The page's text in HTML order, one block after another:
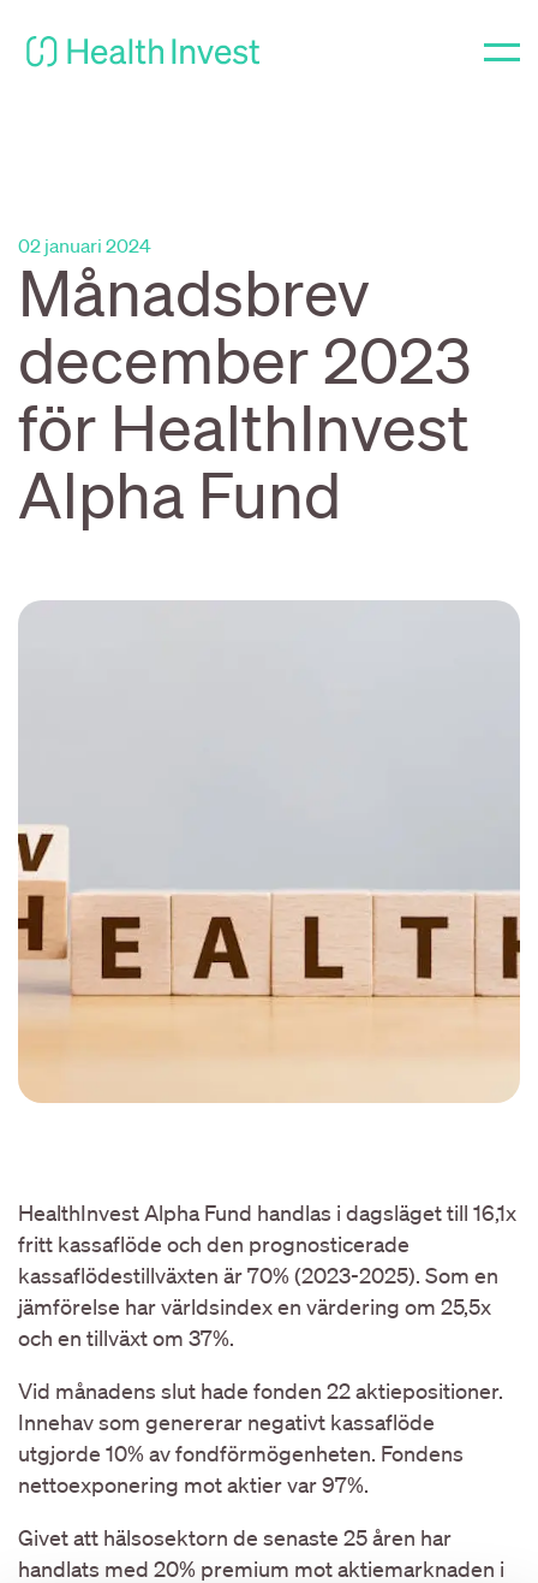
02 januari 2024
Månadsbrev
december 2023
för HealthInvest
Alpha Fund
HealthInvest Alpha Fund handlas i dagsläget till 16,1x
fritt kassaflöde och den prognosticerade
kassaflödestillväxten är 70% (2023-2025). Som en
jämförelse har världsindex en värdering om 25,5x
och en tillväxt om 37%.
Vid månadens slut hade fonden 22 aktiepositioner.
Innehav som genererar negativt kassaflöde
utgjorde 10% av fondförmögenheten. Fondens
nettoexponering mot aktier var 97%.
Givet att hälsosektorn de senaste 25 åren har
handlats med 20% premium mot aktiemarknaden i